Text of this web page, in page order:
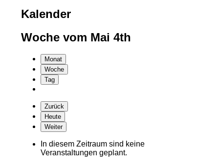
Kalender
Woche vom Mai 4th
Monat
Woche
Tag
Zurück
Heute
Weiter
In diesem Zeitraum sind keine
Veranstaltungen geplant.